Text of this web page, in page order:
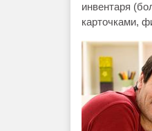
инвентаря
карточками,